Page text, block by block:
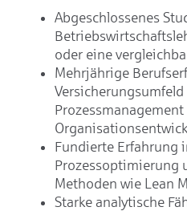
Abgeschlossenes
oder eine
Mehrjährige
Fundierte Erfahrung
Prozessoptimierung
Methoden wie Lean
Starke analytische